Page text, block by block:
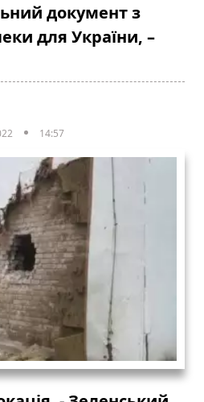
документ з
для України, –
14:57